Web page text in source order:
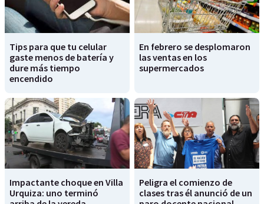
Tips para que tu celular
gaste menos de batería y
dure más tiempo
encendido
En febrero se desplomaron
las ventas en los
supermercados
Impactante choque en Villa
Urquiza: uno terminó
Peligra el comienzo de
clases tras él anunció de un